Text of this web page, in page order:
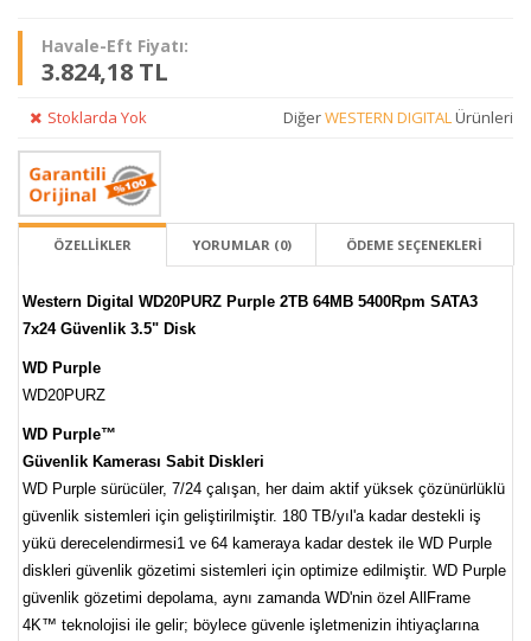
Havale-Eft Fiyatı:
3.824,18 TL
Stoklarda Yok DiğerWESTERN DIGITALÜrünleri
ÖZELLİKLER YORUMLAR (0) ÖDEME SEÇENEKLERI
Western Digital WD20PURZ Purple 2TB 64MB 5400Rpm SATA3
7x24 Güvenlik 3.5" Disk
WD Purple
WD20PURZ
WD Purple™
Güvenlik Kamerası Sabit Diskleri
WD Purple sürücüler, 7/24 çalışan, her daim aktif yüksek çözünürlüklü
güvenlik sistemleri için geliştirilmiştir. 180 TB/yıl'a kadar destekli iş
yükü derecelendirmesi1 ve 64 kameraya kadar destek ile WD Purple
diskleri güvenlik gözetimi sistemleri için optimize edilmiştir. WD Purple
güvenlik gözetimi depolama, aynı zamanda WD'nin özel AllFrame
4K™ teknolojisi ile gelir; böylece güvenle işletmenizin ihtiyaçlarına